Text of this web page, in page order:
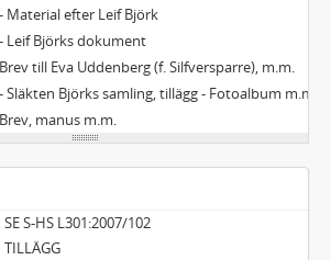
Material efter Leif Björk
Leif Björks dokument
till Eva Uddenberg (f. Silfversparre), m.m.
Släkten Björks samling, tillägg - Fotoalbum m.m.
manus m.m.
SE S-HS L301:2007/102
TILLÄGG